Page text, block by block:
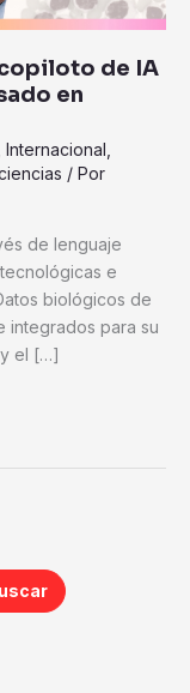
de IA
en
Internacional
/ Por
de lenguaje
e
biológicos de
integrados para su
el […]